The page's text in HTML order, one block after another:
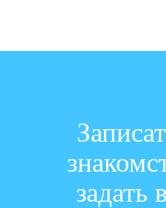
задать